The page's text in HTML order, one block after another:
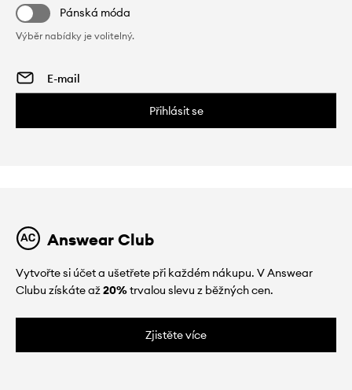
Pánská móda
Výběr nabídky je volitelný.
Přihlásit se
Answear Club
Vytvořte si účet a ušetřete při každém nákupu. V Answear
Clubu získáte až20%trvalou slevu z běžných cen.
Zjistěte více